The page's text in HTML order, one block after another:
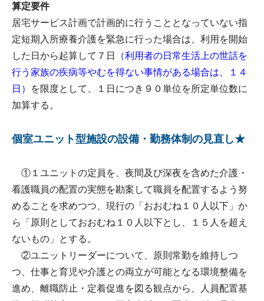
算定要件
居宅サービス計画で計画的に行うこととなっていない指
定短期入所療養介護を緊急に行った場合は、利用を開始
した日から起算して７日
（利用者の日常生活上の世話を
行う家族の疾病等やむを得ない事情がある場合は、１４
日）
を限度として、１日につき９０単位を所定単位数に
加算する。
個室ユニット型施設の設備・勤務体制の見直し★
①１ユニットの定員を、夜間及び深夜を含めた介護・
看護職員の配置の実態を勘案して職員を配置するよう努
めることを求めつつ、現行の「おおむね１０人以下」か
ら「原則としておおむね１０人以下とし、１５人を超え
ないもの」とする。
②ユニットリーダーについて、原則常勤を維持しつ
つ、仕事と育児や介護との両立が可能となる環境整備を
進め、離職防止・定着促進を図る観点から、人員配置基